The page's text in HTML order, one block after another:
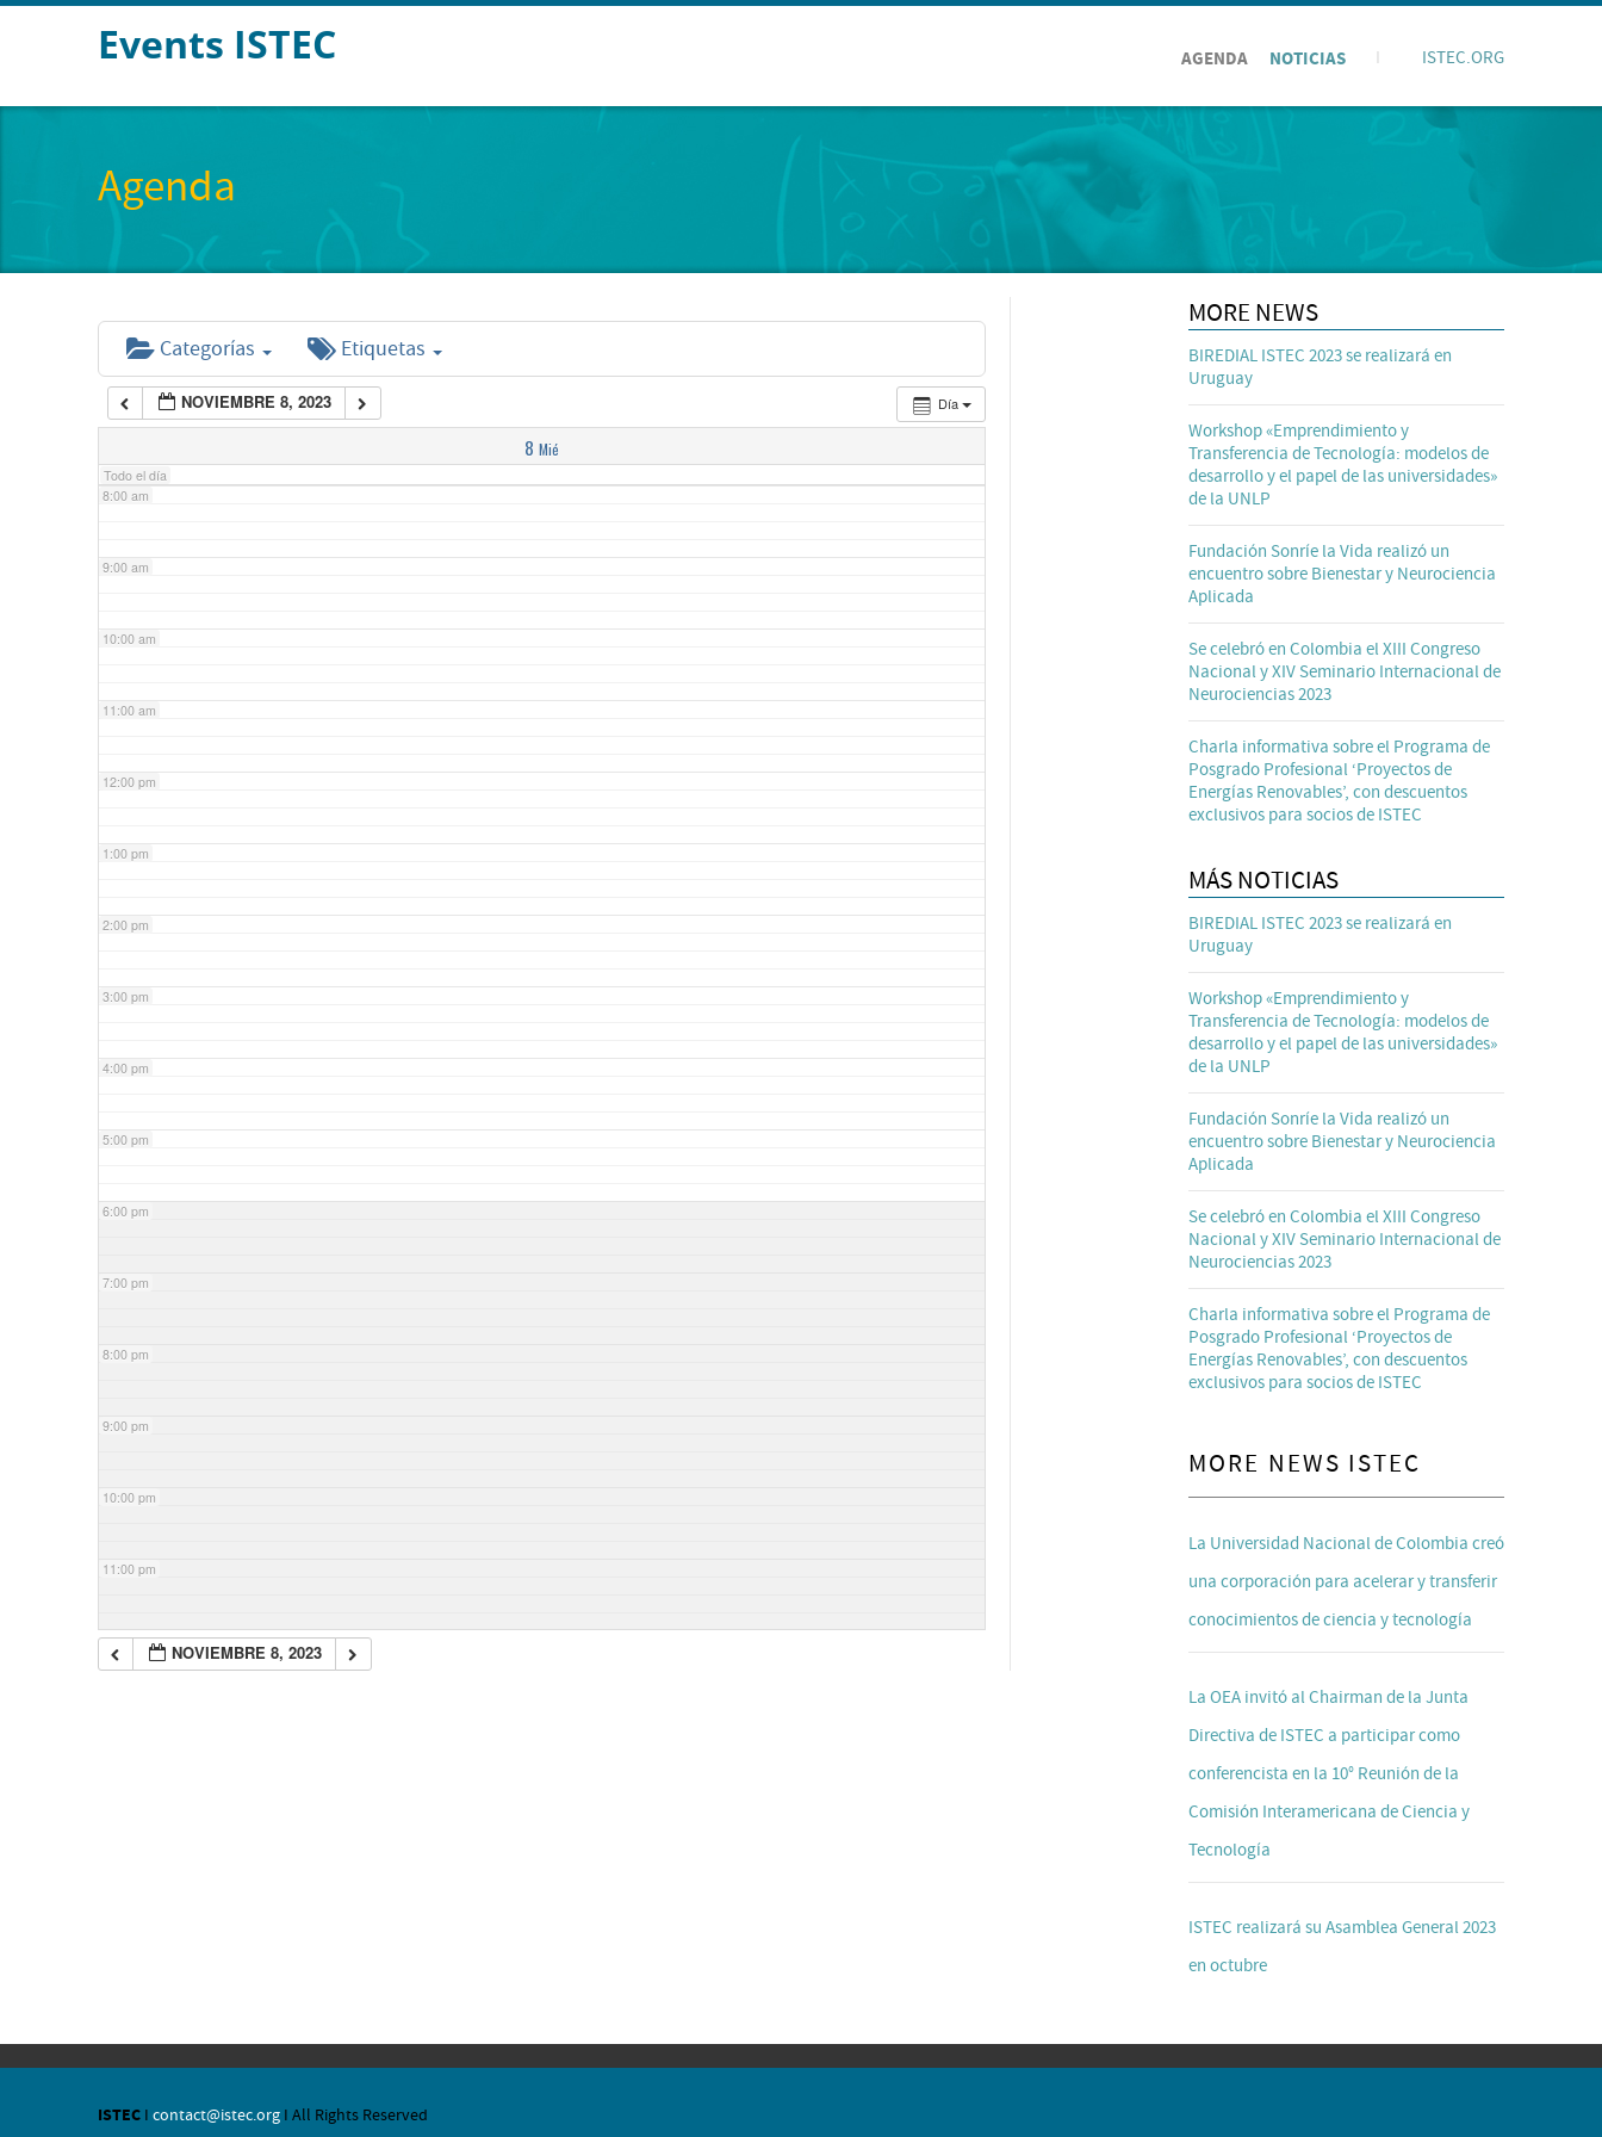
Events ISTEC AGENDA NOTICIAS ISTEC.ORG
Agenda
Categorías Etiquetas
Día
NOVIEMBRE 8, 2023
8 Mié
Todo el día
4:00 am
6:00 am
7:00 am
8:00 am
9:00 am
10:00 am
11:00 am
12:00 pm
1:00 pm
2:00 pm
3:00 pm
4:00 pm
5:00 pm
6:00 pm
7:00 pm
8:00 pm
9:00 pm
10:00 pm
11:00 pm
NOVIEMBRE 8, 2023
MORE NEWS
BIREDIAL ISTEC 2023 se realizará en
Uruguay
Workshop «Emprendimiento y
Transferencia de Tecnología: modelos de
desarrollo y el papel de las universidades»
de la UNLP
Fundación Sonríe la Vida realizó un
encuentro sobre Bienestar y Neurociencia
Aplicada
Se celebró en Colombia el XIII Congreso
Nacional y XIV Seminario Internacional de
Neurociencias 2023
Charla informativa sobre el Programa de
Posgrado Profesional ‘Proyectos de
Energías Renovables’, con descuentos
exclusivos para socios de ISTEC
MÁS NOTICIAS
BIREDIAL ISTEC 2023 se realizará en
Uruguay
Workshop «Emprendimiento y
Transferencia de Tecnología: modelos de
desarrollo y el papel de las universidades»
de la UNLP
Fundación Sonríe la Vida realizó un
encuentro sobre Bienestar y Neurociencia
Aplicada
Se celebró en Colombia el XIII Congreso
Nacional y XIV Seminario Internacional de
Neurociencias 2023
Charla informativa sobre el Programa de
Posgrado Profesional ‘Proyectos de
Energías Renovables’, con descuentos
exclusivos para socios de ISTEC
MORE NEWS ISTEC
La Universidad Nacional de Colombia creó
una corporación para acelerar y transferir
conocimientos de ciencia y tecnología
La OEA invitó al Chairman de la Junta
Directiva de ISTEC a participar como
conferencista en la 10° Reunión de la
Comisión Interamericana de Ciencia y
Tecnología
ISTEC realizará su Asamblea General 2023
en octubre
ISTEC I contact@istec.org I All Rights Reserved